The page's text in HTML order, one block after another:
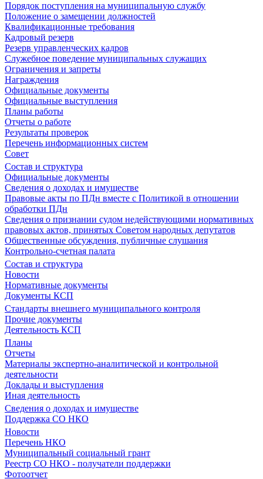
Порядок поступления на муниципальную службу
Положение о замещении должностей
Квалификационные требования
Кадровый резерв
Резерв управленческих кадров
Служебное поведение муниципальных служащих
Ограничения и запреты
Награждения
Официальные документы
Официальные выступления
Планы работы
Отчеты о работе
Результаты проверок
Перечень информационных систем
Совет
Состав и структура
Официальные документы
Сведения о доходах и имуществе
Правовые акты по ПДн вместе с Политикой в отношении
обработки ПДн
Сведения о признании судом недействующими нормативных
правовых актов, принятых Советом народных депутатов
Общественные обсуждения, публичные слушания
Контрольно-счетная палата
Состав и структура
Новости
Нормативные документы
Документы КСП
Стандарты внешнего муниципального контроля
Прочие документы
Деятельность КСП
Планы
Отчеты
Материалы экспертно-аналитической и контрольной
деятельности
Доклады и выступления
Иная деятельность
Сведения о доходах и имуществе
Поддержка СО НКО
Новости
Перечень НКО
Муниципальный социальный грант
Реестр СО НКО - получатели поддержки
Фотоотчет